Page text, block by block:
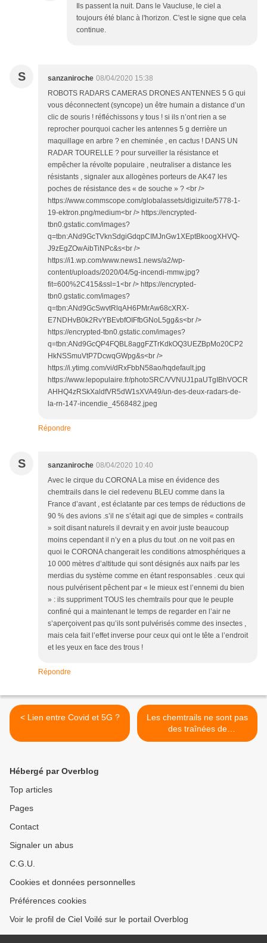
Ils passent la nuit. Dans le Vaucluse, le ciel a
toujours été blanc à l'horizon. C'est le signe que cela
continue.
S sanzaniroche 08/04/2020 15:38
ROBOTS RADARS CAMERAS DRONES ANTENNES 5 G qui
vous déconnectent (syncope) un être humain a distance d’un
clic de souris ! réfléchissons y tous ! si ils n’ont rien a se
reprocher pourquoi cacher les antennes 5 g derrière un
maquillage en arbre ? en cheminée , en cactus ! DANS UN
RADAR TOURELLE ? pour surveiller la résistance et
empêcher la révolte populaire , neutraliser a distance les
résistants , signaler aux allogènes porteurs de AK47 les
poches de résistance des « de souche » ? <br />
https://www.commscope.com/globalassets/digizuite/5778-1-
19-ektron.png/medium<br /> https://encrypted-
tbn0.gstatic.com/images?
q=tbn:ANd9GcTVknSdgiGdqpCIMJnGw1XEptBkoogXHVQ-
J9zEgZOwAibTiNPc&s<br />
https://i1.wp.com/www.news1.news/a2/wp-
content/uploads/2020/04/5g-incendi-mmw.jpg?
fit=600%2C415&ssl=1<br /> https://encrypted-
tbn0.gstatic.com/images?
q=tbn:ANd9GcSwvtRlqAH6PMrAw68cXRX-
E7NDHvB0k2RvYBEvbfOIFfbGNoL5gg&s<br />
https://encrypted-tbn0.gstatic.com/images?
q=tbn:ANd9GcQP4FQBL8aggFZTrKdkOQ3UEZBpMo20CP2
HkNSSmuVtP7DcwqGWpg&s<br />
https://i.ytimg.com/vi/dRxFbbN58ao/hqdefault.jpg
https://www.lepopulaire.fr/photoSRC/VVNUJ1paUTgIBhVOCR
AHHQ4zRSkXaldfVR5dW1sXVA49/un-des-deux-radars-de-
la-rn-147-incendie_4568482.jpeg
Répondre
S sanzaniroche 08/04/2020 10:40
Avec le cirque du CORONA La mise en évidence des
chemtrails dans le ciel redevenu BLEU comme dans la
France d’avant , est éclatante par ces temps de réductions de
90 % des avions .s’il ne s’était agi que de simples « contrails
» soit disant naturels il devrait y en avoir juste beaucoup
moins cependant il n’y en a plus du tout .on ne voit pas en
quoi le CORONA changerait les conditions atmosphériques a
10 000 mètres d’altitude qui sont désignés aux naifs par les
merdias du système comme en étant responsables . ceux qui
nous pulvérisent pêchent par « le mieux est l’ennemi du bien
» : ils suppriment TOUS les chemtrails pour que le peuple
confiné qui a maintenant le temps de regarder en l’air ne
s’aperçoivent pas qu’ils sont pulvérisés comme des insectes ,
mais cela fait l’effet inverse pour ceux qui ont le tête a l’endroit
et les yeux en face des trous !
Répondre
< Lien entre Covid et 5G ?
Les chemtrails ne sont pas
des traînées de
condensation >
Hébergé par Overblog
Top articles
Pages
Contact
Signaler un abus
C.G.U.
Cookies et données personnelles
Préférences cookies
Voir le profil de Ciel Voilé sur le portail Overblog